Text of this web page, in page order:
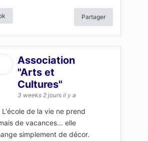
Partager
Association
"Arts et
Cultures"
3 weeks 2 jours il y a
de la vie ne prend
de vacances... elle
simplement de décor.